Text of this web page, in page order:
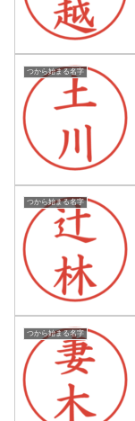
つから始まる名字
つから始まる名字
つから始まる名字